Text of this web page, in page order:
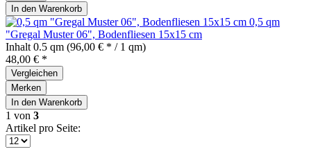
In den Warenkorb
0,5 qm
"Gregal Muster 06", Bodenfliesen 15x15 cm
Inhalt 0.5 qm (96,00 € * / 1 qm)
48,00 € *
Vergleichen
Merken
In den Warenkorb
1 von 3
Artikel pro Seite: